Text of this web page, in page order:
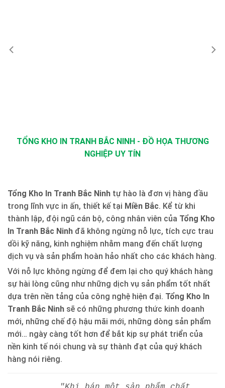
TỔNG KHO IN TRANH BẮC NINH - ĐỒ HỌA THƯƠNG
NGHIỆP UY TÍN
Tổng Kho In Tranh Bắc Ninh tự hào là đơn vị hàng đầu
trong lĩnh vực in ấn, thiết kế tại Miền Bắc. Kể từ khi
thành lập, đội ngũ cán bộ, công nhân viên của Tổng Kho
In Tranh Bắc Ninh đã không ngừng nỗ lực, tích cực trau
dồi kỹ năng, kinh nghiệm nhằm mang đến chất lượng
dịch vụ và sản phẩm hoàn hảo nhất cho các khách hàng.
Với nỗ lực không ngừng để đem lại cho quý khách hàng
sự hài lòng cũng như những dịch vụ sản phẩm tốt nhất
dựa trên nền tảng của công nghệ hiện đại. Tổng Kho In
Tranh Bắc Ninh sẽ có những phương thức kinh doanh
mới, những chế độ hậu mãi mới, những dòng sản phẩm
mới… ngày càng tốt hơn để bắt kịp sự phát triển của
nền kinh tế nói chung và sự thành đạt của quý khách
hàng nói riêng.